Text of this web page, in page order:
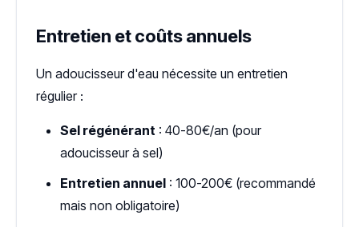
Entretien et coûts annuels
Un adoucisseur d'eau nécessite un entretien
régulier :
Sel régénérant : 40-80€/an (pour
adoucisseur à sel)
Entretien annuel : 100-200€ (recommandé
mais non obligatoire)